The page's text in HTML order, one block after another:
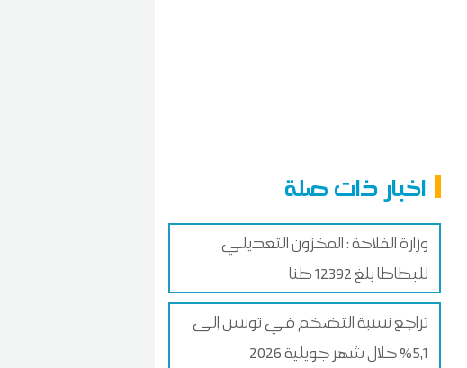
اخبار ذات صلة
وزارة الفلاحة : المخزون التعديلي
للبطاطا بلغ 12392 طنا
تراجع نسبة التضخم في تونس إلى
5,1% خلال شهر جويلية 2026